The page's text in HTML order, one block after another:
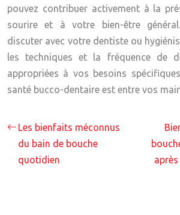
pouvez contribuer activement à la
sourire et à votre bien-être
discuter avec votre dentiste ou
les techniques et la fréquence de
appropriées à vos besoins
santé bucco-dentaire est entre vos
Les bienfaits méconnus
du bain de bouche
quotidien